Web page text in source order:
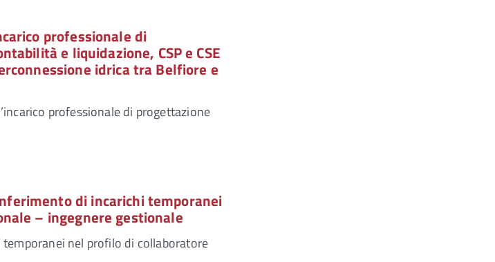
professionale di
e liquidazione, CSP e CSE
idrica tra Belfiore e
professionale di progettazione
di incarichi temporanei
– ingegnere gestionale
nel profilo di collaboratore